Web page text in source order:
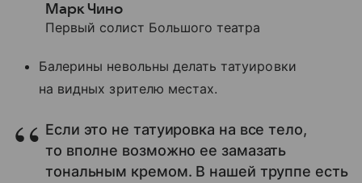
Марк Чино
Первый солист Большого театра
Балерины невольны делать татуировки
на видных зрителю местах.
Если это не татуировка на все тело,
то вполне возможно ее замазать
тональным кремом. В нашей труппе есть